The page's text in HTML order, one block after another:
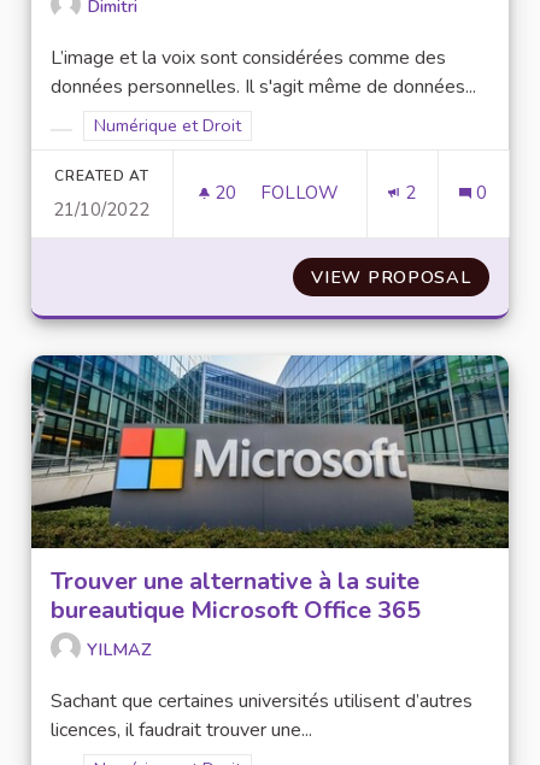
Dimitri
L’image et la voix sont considérées comme des
données personnelles. Il s'agit même de données...
Filter results for category:
Filter results for scope: Numérique et Droit
Numérique et Droit
CREATED AT
21/10/2022
20 20 FOLLOWERS
FOLLOW 2 0
VIEW PROPOSAL
Trouver une alternative à la suite
bureautique Microsoft Office 365
YILMAZ
Sachant que certaines universités utilisent d’autres
licences, il faudrait trouver une...